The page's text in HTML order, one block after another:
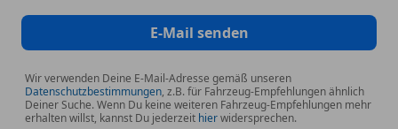
Dachreling / Vorrüstung Dachträger
Design- und Ausstattungslinie Standard
Einstiegsleisten (AMG) beleuchtet
Einstiegsleisten beleuchtet
elektronisches Traktionssystem (ETS)
E-Mail senden
Wir verwenden Deine E-Mail-Adresse gemäß unseren
Datenschutzbestimmungen, z.B. für Fahrzeug-Empfehlungen ähnlich
Deiner Suche. Wenn Du keine weiteren Fahrzeug-Empfehlungen mehr
erhalten willst, kannst Du jederzeit hierwidersprechen.